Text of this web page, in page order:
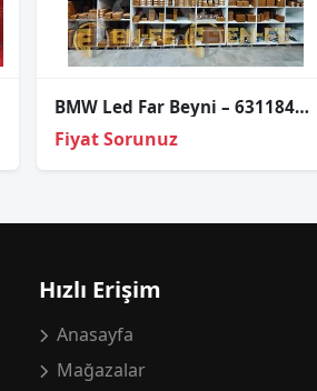
BMW Led Far Beyni – 63118491414
Fiyat Sorunuz
Hızlı Erişim
Anasayfa
Mağazalar